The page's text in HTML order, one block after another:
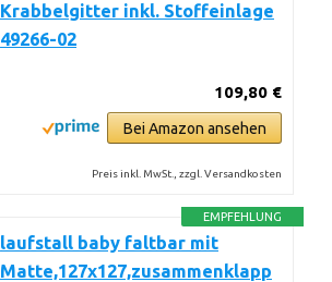
Krabbelgitter inkl. Stoffeinlage
49266-02
109,80 €
Bei Amazon ansehen
Preis inkl. MwSt., zzgl. Versandkosten
EMPFEHLUNG
laufstall baby faltbar mit
Matte,127x127,zusammenklapp